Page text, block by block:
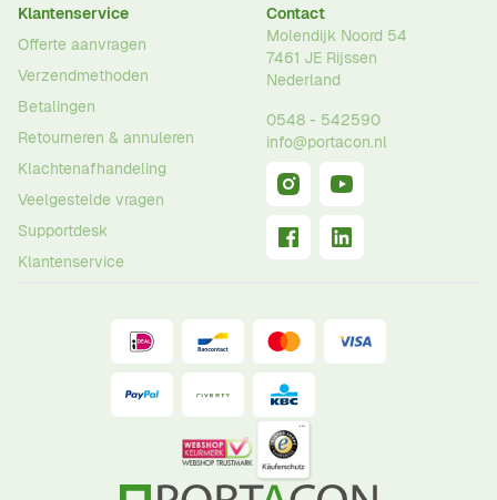
Klantenservice
Offerte aanvragen
Verzendmethoden
Betalingen
Retourneren & annuleren
Klachtenafhandeling
Veelgestelde vragen
Supportdesk
Klantenservice
Contact
Molendijk Noord 54
7461 JE Rijssen
Nederland
0548 - 542590
info@portacon.nl